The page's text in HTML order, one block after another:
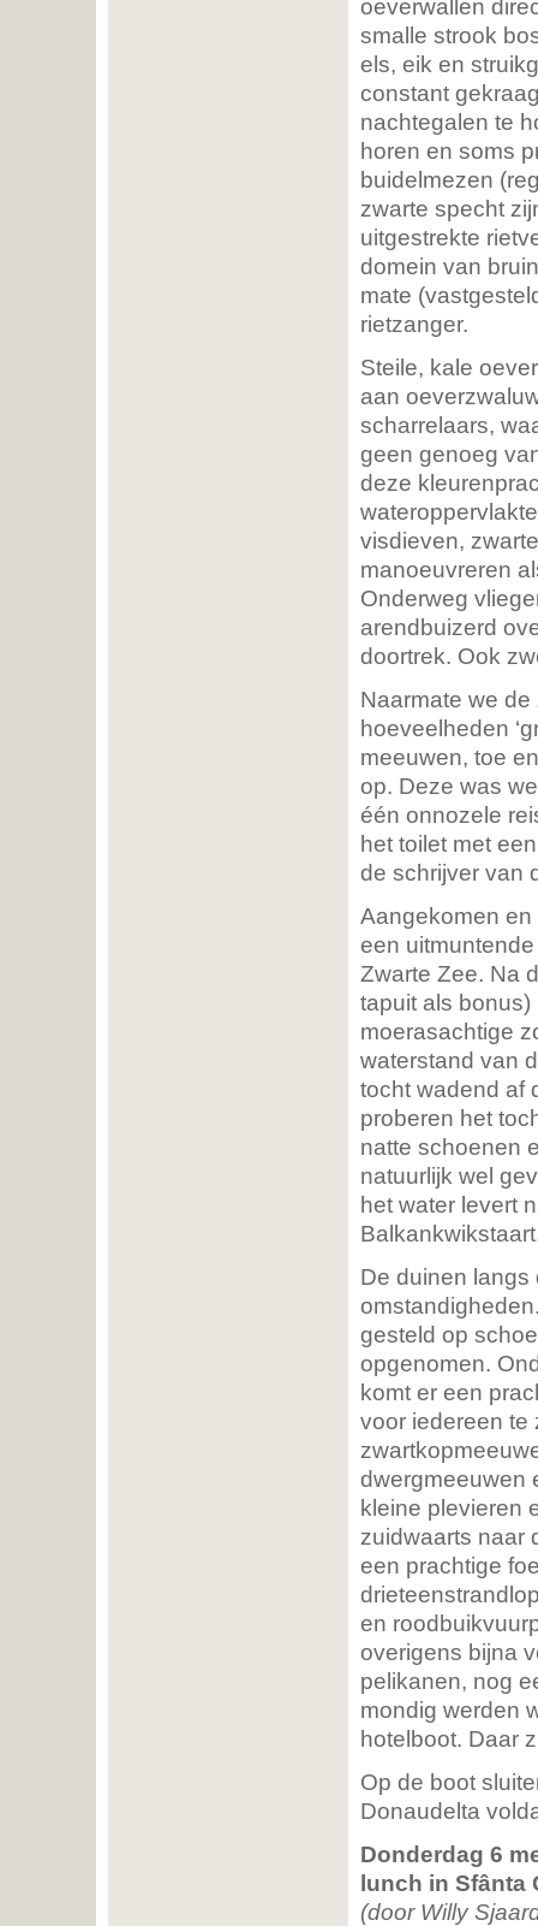
oeverwallen
smalle strook
els, eik en
constant
nachtegalen te
horen en soms
buidelmezen
zwarte specht
uitgestrekte
domein van
mate
rietzanger.
Steile, kale
aan
scharrelaars,
geen genoeg
deze
visdieven,
manoeuvreren
Onderweg
arendbuizerd
doortrek. Ook
Naarmate we
hoeveelheden
meeuwen, toe
op. Deze was
één onnozele
het toilet met
de schrijver van
Aangekomen
een
Zwarte Zee. Na
tapuit als
moerasachtige
waterstand van
tocht wadend af
proberen het
natte schoenen
natuurlijk wel
het water levert
De duinen
gesteld op
opgenomen.
komt er een
voor iedereen te
dwergmeeuwen
kleine plevieren
zuidwaarts naar
een prachtige
en
overigens bijna
pelikanen, nog
mondig werden
hotelboot. Daar
Op de boot
Donaudelta
Donderdag 6
lunch in Sfânta
(door Willy